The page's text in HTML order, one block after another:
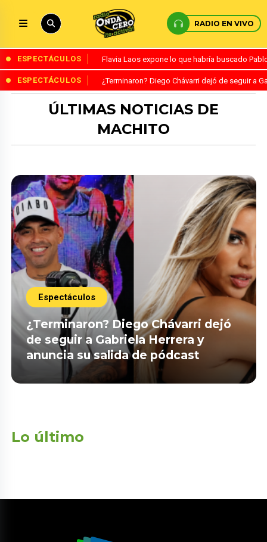
RADIO EN VIVO
ESPECTÁCULOS Flavia Laos expone lo que habría buscado
ESPECTÁCULOS ¿Terminaron? Diego Chávarri dejó de seguir a
ÚLTIMAS NOTICIAS DE
MACHITO
Espectáculos
¿Terminaron? Diego Chávarri dejó
de seguir a Gabriela Herrera y
anuncia su salida de pódcast
Lo último